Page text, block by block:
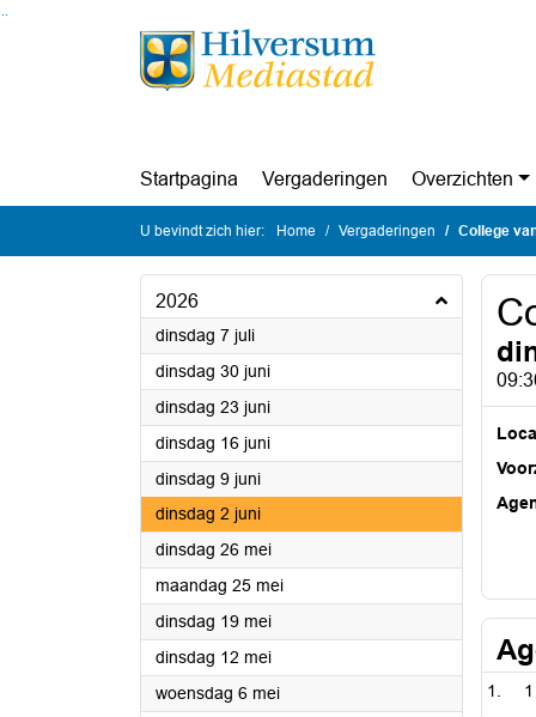
Ga naar de inhoud van deze pagina
Ga naar het zoeken
Ga naar het menu
Startpagina Vergaderingen Overzichten
U bevindt zich hier: Home Vergaderingen College
2026
dinsdag 7 juli2026
dinsdag 30 juni2026
dinsdag 23 juni2026
dinsdag 16 juni2026
dinsdag 9 juni2026
dinsdag 2 juni2026
dinsdag 26 mei2026
maandag 25 mei2026
dinsdag 19 mei2026
dinsdag 12 mei2026
woensdag 6 mei2026
1